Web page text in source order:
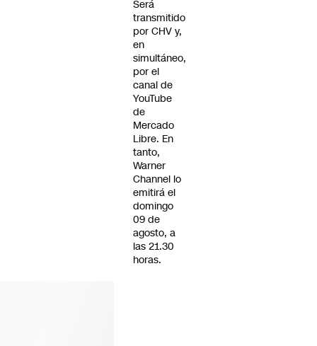
Será
transmitido
por CHV y,
en
simultáneo,
por el
canal de
YouTube
de
Mercado
Libre. En
tanto,
Warner
Channel lo
emitirá el
domingo
09 de
agosto, a
las 21.30
horas.